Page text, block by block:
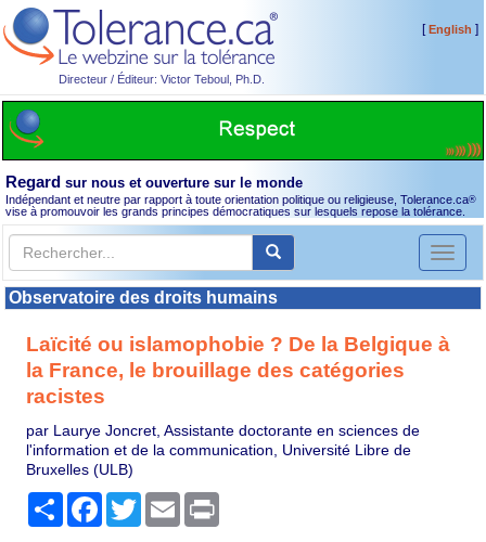
Directeur / Éditeur: Victor Teboul, Ph.D.
[English ]
Regard sur nous et ouverture sur le monde
Indépendant et neutre par rapport à toute orientation politique ou religieuse, Tolerance.ca®
vise à promouvoir les grands principes démocratiques sur lesquels repose la tolérance.
Toggle
Observatoire des droits humains
Laïcité ou islamophobie ? De la Belgique à
la France, le brouillage des catégories
racistes
par Laurye Joncret, Assistante doctorante en sciences de
l'information et de la communication, Université Libre de
Bruxelles (ULB)
PartagerFacebook
TwitterEmail